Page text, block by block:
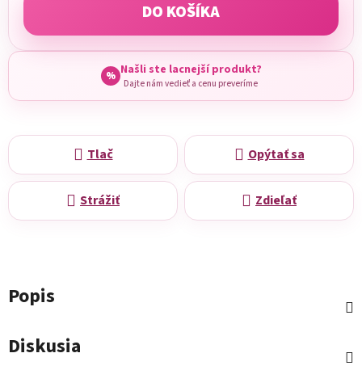
DO KOŠÍKA
% Našli ste lacnejší produkt?
Dajte nám vedieť a cenu preveríme
Tlač Opýtať sa
Strážiť Zdieľať
Popis
Diskusia